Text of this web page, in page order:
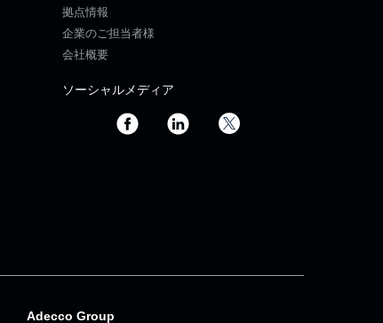
拠点情報
企業のご担当者様
会社概要
ソーシャルメディア
Adecco Group